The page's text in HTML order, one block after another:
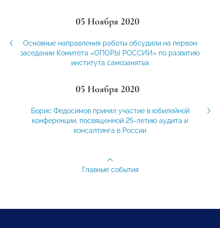
05 Ноября 2020
Основные направления работы обсудили на первом
заседании Комитета «ОПОРЫ РОССИИ» по развитию
института самозанятых
05 Ноября 2020
Борис Федосимов принял участие в юбилейной
конференции, посвященной 25-летию аудита и
консалтинга в России
Главные события